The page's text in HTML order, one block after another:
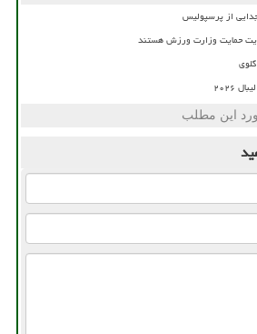
از پرسپولیس
حمایت وزارت ورزش هستند
۲۰۲۶
این مطلب